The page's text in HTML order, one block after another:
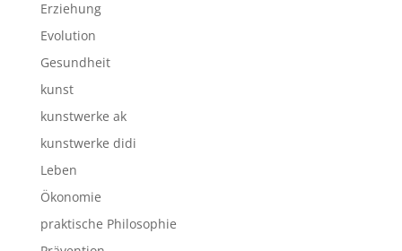
Erziehung
Evolution
Gesundheit
kunst
kunstwerke ak
kunstwerke didi
Leben
Ökonomie
praktische Philosophie